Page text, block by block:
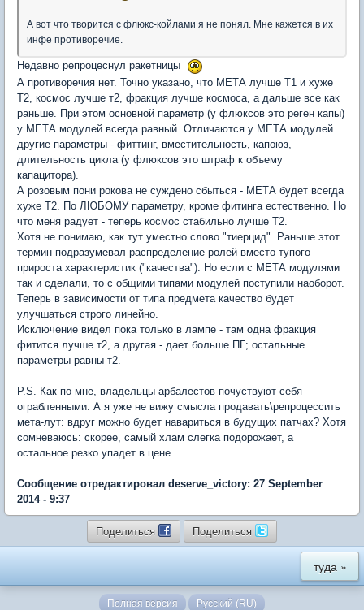
А вот что творится с флюкс-койлами я не понял. Мне кажется в их
инфе противоречие.
Недавно репроцеснул ракетницы
А противоречия нет. Точно указано, что МЕТА лучше Т1 и хуже
Т2, космос лучше т2, фракция лучше космоса, а дальше все как
раньше. При этом основной параметр (у флюксов это реген капы)
у МЕТА модулей всегда равный. Отличаются у МЕТА модулей
другие параметры - фиттинг, вместительность, капоюз,
длительность цикла (у флюксов это штраф к объему
капацитора).
А розовым пони рокова не суждено сбыться - МЕТА будет всегда
хуже Т2. По ЛЮБОМУ параметру, кроме фитинга естественно. Но
что меня радует - теперь космос стабильно лучше Т2.
Хотя не понимаю, как тут уместно слово "тиерцид". Раньше этот
термин подразумевал распределение ролей вместо тупого
прироста характеристик ("качества"). Но если с МЕТА модулями
так и сделали, то с общими типами модулей поступили наоборот.
Теперь в зависимости от типа предмета качество будет
улучшаться строго линейно.
Исключение видел пока только в лампе - там одна фракция
фитится лучше т2, а другая - дает больше ПГ; остальные
параметры равны т2.
P.S. Как по мне, владельцы арбалестов почуствуют себя
ограбленными. А я уже не вижу смысла продавать\репроцессить
мета-лут: вдруг можно будет навариться в будущих патчах? Хотя
сомневаюсь: скорее, самый хлам слегка подорожает, а
остальное резко упадет в цене.
Сообщение отредактировал deserve_victory: 27 September
2014 - 9:37
Поделиться Поделиться
туда »
Полная версия Русский (RU)